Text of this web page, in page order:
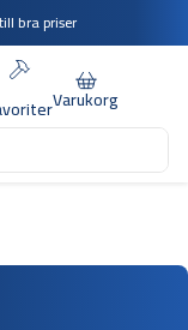
bra priser
Varukorg